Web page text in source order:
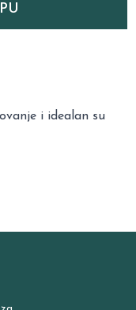
i idealan su